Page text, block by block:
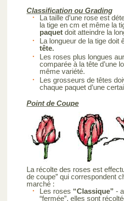
Classification ou Grading
La taille d’une rose est
la tige en cm et même la
paquet doit atteindre la
La longueur de la tige doit
tête.
Les roses plus longues
comparée à la tête d’une
même variété.
Les grosseurs de têtes
chaque paquet d’une
Point de Coupe
La récolte des roses est
de coupe” qui correspondent
marché :
Les roses “Classique” -
“fermée”, elles sont